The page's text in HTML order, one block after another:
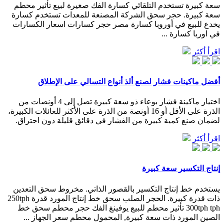
سعة كبيرة تستخدم التلقائي كسارة الفك صغيرة لبيع تأثير محطم
سعة كبيرة. حجر سحق الشركة المصنعة للمعدات تستخدم كسارة
يخدع للبيع في أوروبا كسارة مصر حجر كسارات اسعار الكسارات
في اوربا كسارة ...
اقرأ أكثر
أفضل ماكينات فشار لصنع ألذ أنواع التسالي على الإطلاق
اختيار ماكينة فشار بوعاء ذو سعة كبيرة تصل إلى 4 أونصات من
الذرة على الأقل أو 16 أونصة من الذرة على الأكثر للعائلات الكبيرة،
لضمان صنع كمية كبيرة من الفشار في دقائق قليلة دون احتراق.
اقرأ أكثر
إنتاج التكسير سعة كبيرة
يستخدم خط إنتاج التكسير بالقصور الذاتي. مخروط سحق التعدين
ذات قدرة كبيرة. الحجر الصلب سحق خط إنتاج المورد قدرة 250tph
300tph tph تأثير محطم للبيع يوفينغ الفك حجر محطم سحق خط
الصين المورد ذات سعة كبيرة, المحمول محطم سعر الجهاز ...